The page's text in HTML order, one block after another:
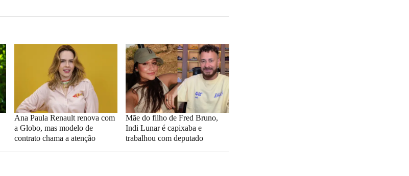
Ana Paula Renault renova com
a Globo, mas modelo de
contrato chama a atenção
Mãe do filho de Fred Bruno,
Indi Lunar é capixaba e
trabalhou com deputado